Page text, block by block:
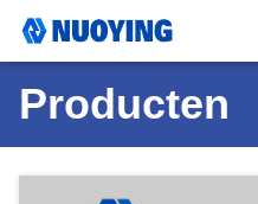
Producten